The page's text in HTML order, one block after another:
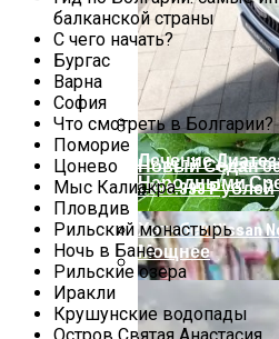
Почему
Листьях Яблони
Лечение
Народными
Новый Седан
1.999.999 Рублей
Хэтчбек Nissan
Мощнее
балканской страны
С чего начать?
Бургас
Варна
София
Что смотреть в Болгарии?
Поморие
Цонево
Мыс Калиакра
Пловдив
Рильский монастырь
Ночь в Бане
Рильские озера
Иракли
Крушунские водопады
Остров Святая Анастасия